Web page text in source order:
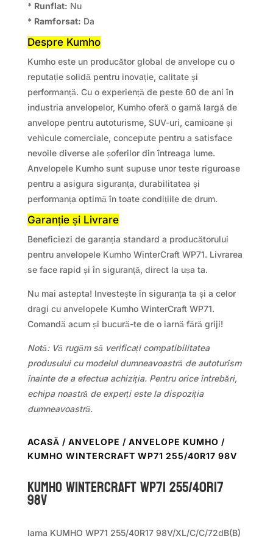
* Runflat: Nu
* Ramforsat: Da
Despre Kumho
Kumho este un producător global de anvelope cu o
reputație solidă pentru inovație, calitate și
performanță. Cu o experiență de peste 60 de ani în
industria anvelopelor, Kumho oferă o gamă largă de
anvelope pentru autoturisme, SUV-uri, camioane și
vehicule comerciale, concepute pentru a satisface
nevoile diverse ale șoferilor din întreaga lume.
Anvelopele Kumho sunt supuse unor teste riguroase
pentru a asigura siguranța, durabilitatea și
performanța optimă în toate condițiile de drum.
Garanție și Livrare
Beneficiezi de garanția standard a producătorului
pentru anvelopele Kumho WinterCraft WP71. Livrarea
se face rapid și în siguranță, direct la ușa ta.
Nu mai astepta! Investește în siguranța ta și a celor
dragi cu anvelopele Kumho WinterCraft WP71.
Comandă acum și bucură-te de o iarnă fără griji!
Notă: Vă rugăm să verificați compatibilitatea
produsului cu modelul dumneavoastră de autoturism
înainte de a efectua achiziția. Pentru orice întrebări,
echipa noastră de experți este la dispoziția
dumneavoastră.
ACASĂ / ANVELOPE / ANVELOPE KUMHO /
KUMHO WINTERCRAFT WP71 255/40R17 98V
Kumho WINTERCRAFT WP71 255/40R17
98V
Iarna KUMHO WP71 255/40R17 98V/XL/C/C/72dB(B)